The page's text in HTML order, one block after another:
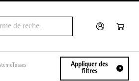
Tasses
Appliquer des
filtres
0